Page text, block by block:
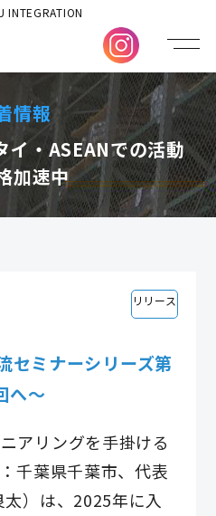
INTEGRATION
情報
イ・ASEANでの活動
加速中
リリース
セミナーシリーズ第
へ～
アリングを手掛ける
千葉県千葉市、代表
）は、2025年に入